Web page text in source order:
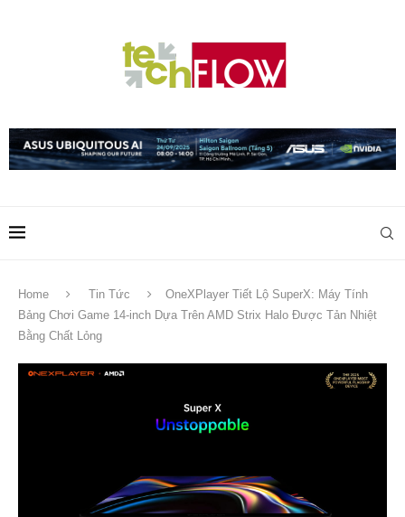
Home Tin Tức
OneXPlayer Tiết Lộ SuperX: Máy Tính
Bảng Chơi Game 14-inch Dựa Trên AMD Strix Halo Được Tản Nhiệt
Bằng Chất Lỏng